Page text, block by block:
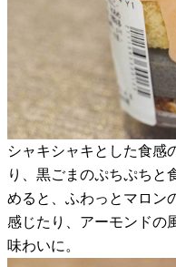
シャキシャキとした食感
り、黒ごまのぷちぷちと
めると、ふわっとマロン
感じたり、アーモンドの
味わいに。